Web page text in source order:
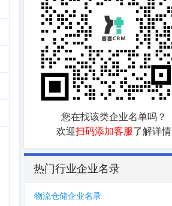
您在找该类企业名单吗？
欢迎扫码添加客服了解详情
热门行业企业名录
物流仓储企业名录